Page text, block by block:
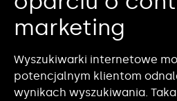
marketing
Wyszukiwarki internetowe
potencjalnym klientom
wynikach wyszukiwania.